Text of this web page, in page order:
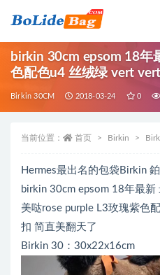
birkin 30cm epsom 18年
色配色u4 丝绒绿 vert
Birkin 30CM 2018-03-24 0
当前位置： 首页 Birkin
Hermes最出名的包袋Birkin
birkin 30cm epsom 18年最新
美哒rose purple L3玫瑰紫色
扣 简直美翻天了
Birkin 30：30x22x16cm